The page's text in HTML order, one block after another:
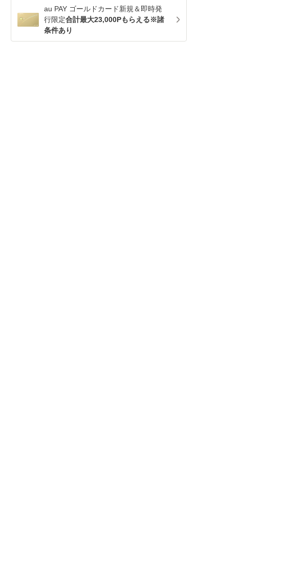
au PAY ゴールドカード新規＆即時発
行限定合計最大23,000Pもらえる※諸
条件あり